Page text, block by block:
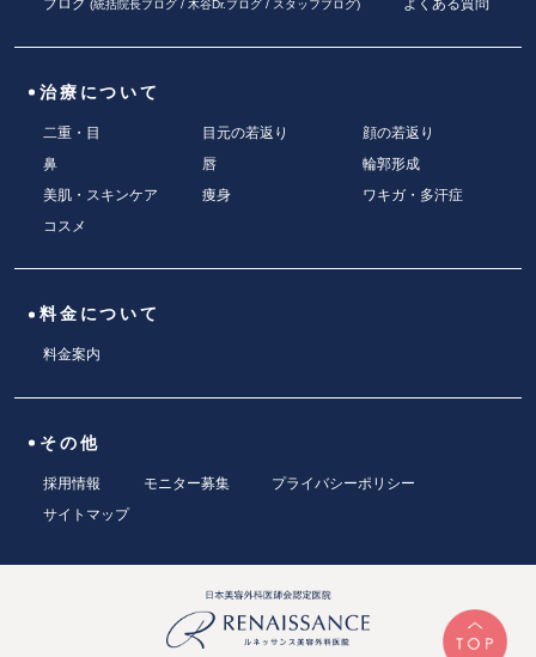
ブログ (統括院長ブログ/ 木谷Dr.ブログ/ スタッフブログ) よくある質問
治療について
二重・目 目元の若返り
顔の若返り
鼻
唇
輪郭形成
美肌・スキンケア
痩身
ワキガ・多汗症
コスメ
料金について
料金案内
その他
採用情報 モニター募集
プライバシーポリシー
サイトマップ